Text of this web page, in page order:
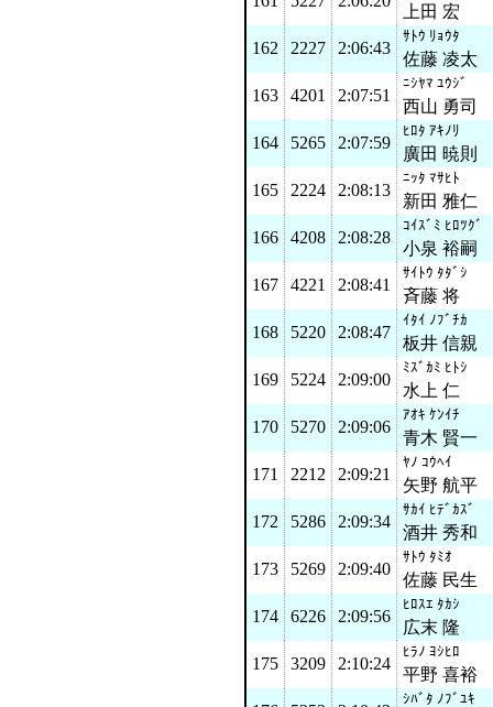
上田 宏
162
2227 2:06:43
ｻﾄｳ ﾘｮｳﾀ
佐藤 凌太
163
4201 2:07:51
ﾆｼﾔﾏ ﾕｳｼﾞ
西山 勇司
164
5265 2:07:59
ﾋﾛﾀ ｱｷﾉﾘ
廣田 暁則
165
2224 2:08:13
ﾆｯﾀ ﾏｻﾋﾄ
新田 雅仁
166
4208 2:08:28
ｺｲｽﾞﾐ ﾋﾛﾂｸﾞ
小泉 裕嗣
167
4221 2:08:41
ｻｲﾄｳ ﾀﾀﾞｼ
斉藤 将
168
5220 2:08:47
ｲﾀｲ ﾉﾌﾞﾁｶ
板井 信親
169
5224 2:09:00
ﾐｽﾞｶﾐ ﾋﾄｼ
水上 仁
170
5270 2:09:06
ｱｵｷ ｹﾝｲﾁ
青木 賢一
171
2212 2:09:21
ﾔﾉ ｺｳﾍｲ
矢野 航平
172
5286 2:09:34
ｻｶｲ ﾋﾃﾞｶｽﾞ
酒井 秀和
173
5269 2:09:40
ｻﾄｳ ﾀﾐｵ
佐藤 民生
174
6226 2:09:56
ﾋﾛｽｴ ﾀｶｼ
広末 隆
175
3209 2:10:24
ﾋﾗﾉ ﾖｼﾋﾛ
平野 喜裕
ｼﾊﾞﾀ ﾉﾌﾞﾕｷ